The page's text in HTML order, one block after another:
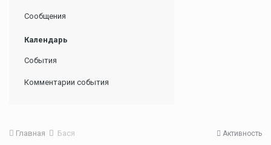
Сообщения
Календарь
События
Комментарии события
Активность
Главная Бася